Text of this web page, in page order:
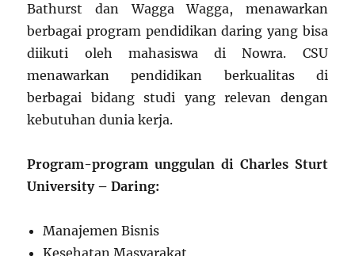
Bathurst dan Wagga Wagga, menawarkan
berbagai program pendidikan daring yang bisa
diikuti oleh mahasiswa di Nowra. CSU
menawarkan pendidikan berkualitas di
berbagai bidang studi yang relevan dengan
kebutuhan dunia kerja.
Program-program unggulan di Charles Sturt
University – Daring:
Manajemen Bisnis